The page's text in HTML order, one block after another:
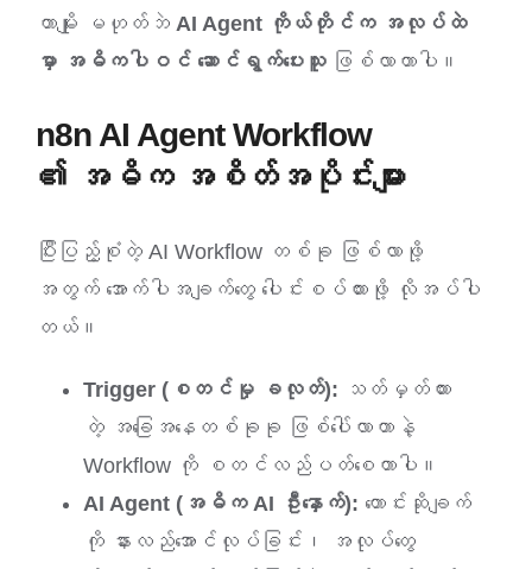
တာမျိုး မဟုတ်ဘဲ AI Agent ကိုယ်တိုင်က အလုပ်ထဲ
မှာ အဓိကပါဝင် ဆောင်ရွက်ပေးသူဖြစ်လာတာပါ။
n8n AI Agent Workflow
၏ အဓိက အစိတ်အပိုင်းများ
ပြီးပြည့်စုံတဲ့ AI Workflow တစ်ခု ဖြစ်လာဖို့
အတွက် အောက်ပါအချက်တွေ ပေါင်းစပ်ထားဖို့ လိုအပ်ပါ
တယ်။
Trigger (စတင်မှု ခလုတ်): သတ်မှတ်ထား
တဲ့ အခြေအနေတစ်ခုခု ဖြစ်ပေါ်လာတာနဲ့
Workflow ကို စတင်လည်ပတ်စေတာပါ။
AI Agent (အဓိက AI ဦးနှောက်): တောင်းဆိုချက်
ကို နားလည်အောင်လုပ်ခြင်း၊ အလုပ်တွေ